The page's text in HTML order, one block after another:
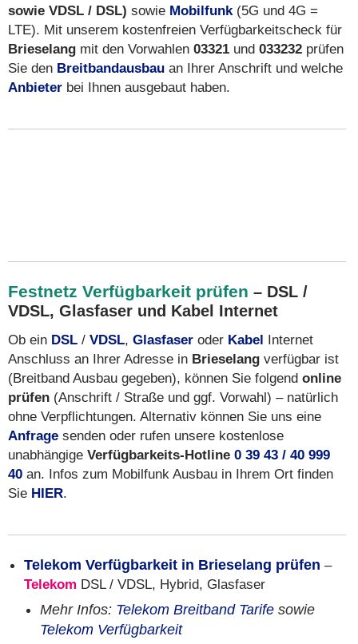
sowie VDSL / DSL) sowie Mobilfunk(5G und 4G =
LTE). Mit unserem kostenfreien Verfügbarkeitscheck für
Brieselang mit den Vorwahlen 03321 und 033232 prüfen
Sie den Breitbandausbau an Ihrer Anschrift und welche
Anbieter bei Ihnen ausgebaut haben.
Festnetz Verfügbarkeit prüfen – DSL /
VDSL, Glasfaser und Kabel Internet
Ob ein DSL / VDSL, Glasfaser oder Kabel Internet
Anschluss an Ihrer Adresse in Brieselang verfügbar ist
(Breitband Ausbau gegeben), können Sie folgend online
prüfen (Anschrift / Straße und ggf. Vorwahl) – natürlich
ohne Verpflichtungen. Alternativ können Sie uns eine
Anfrage senden oder rufen unsere kostenlose
unabhängige Verfügbarkeits-Hotline 0 39 43 / 40 999
40 an. Infos zum Mobilfunk Ausbau in Ihrem Ort finden
Sie HIER.
Telekom Verfügbarkeit in Brieselang prüfen –
Telekom DSL / VDSL, Hybrid, Glasfaser
Mehr Infos: Telekom Breitband Tarife sowie
Telekom Verfügbarkeit